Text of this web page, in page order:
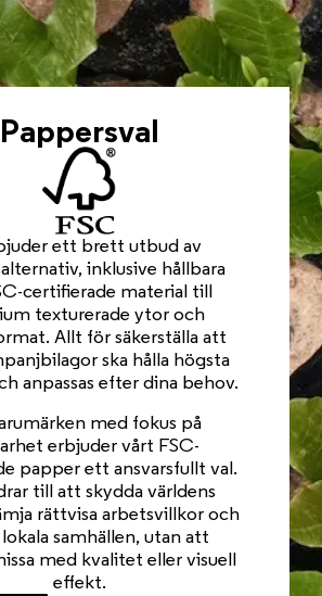
Pappersval
ett brett utbud av
inklusive hållbara
certifierade material till
texturerade ytor och
Allt för säkerställa att
ska hålla högsta
anpassas efter dina behov.
med fokus på
erbjuder vårt FSC-
papper ett ansvarsfullt val.
till att skydda världens
rättvisa arbetsvillkor och
samhällen, utan att
med kvalitet eller visuell
effekt.